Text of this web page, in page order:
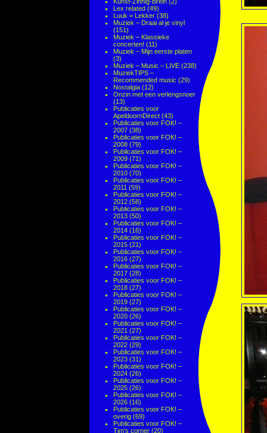
Lex related (49)
Luuk = Lekker (38)
Muziek – Draai al je vinyl
(151)
Muziek – Klassieke
concerten! (11)
Muziek – Mijn eerste platen
(3)
Muziek – Music – LIVE (238)
MuziekTIPS –
Recommended music (29)
Nostalgia (12)
Onzin met een verlengsnoer
(13)
Publicaties voor
ApeldoornDirect (43)
Publicaties voor FOK! –
2007 (38)
Publicaties voor FOK! –
2008 (79)
Publicaties voor FOK! –
2009 (71)
Publicaties voor FOK! –
2010 (70)
Publicaties voor FOK! –
2011 (59)
Publicaties voor FOK! –
2012 (58)
Publicaties voor FOK! –
2013 (50)
Publicaties voor FOK! –
2014 (16)
Publicaties voor FOK! –
2015 (21)
Publicaties voor FOK! –
2016 (27)
Publicaties voor FOK! –
2017 (28)
Publicaties voor FOK! –
2018 (27)
Publicaties voor FOK! –
2019 (27)
Publicaties voor FOK! –
2020 (26)
Publicaties voor FOK! –
2021 (27)
Publicaties voor FOK! –
2022 (29)
Publicaties voor FOK! –
2023 (31)
Publicaties voor FOK! –
2024 (26)
Publicaties voor FOK! –
2025 (26)
Publicaties voor FOK! –
2026 (16)
Publicaties voor FOK! –
overig (69)
Publicaties voor FOK! –
Tim's corner (20)